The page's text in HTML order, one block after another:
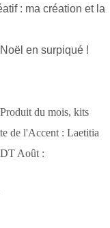
: ma création et la
en surpiqué !
du mois, kits
de l'Accent : Laetitia
Août :